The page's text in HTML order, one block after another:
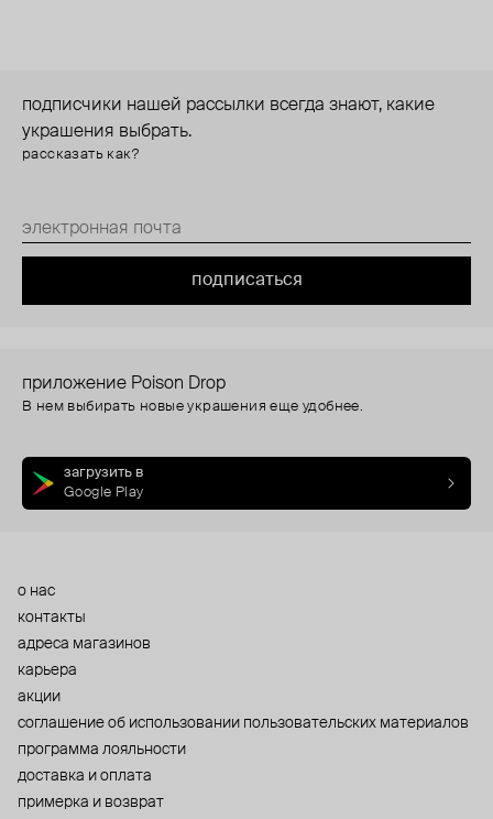
подписчики нашей рассылки всегда знают, какие
украшения выбрать.
рассказать как?
подписаться
приложение Poison Drop
В нем выбирать новые украшения еще удобнее.
загрузить в
Google Play
о нас
контакты
адреса магазинов
карьера
акции
cоглашение об использовании пользовательских материалов
программа лояльности
доставка и оплата
примерка и возврат